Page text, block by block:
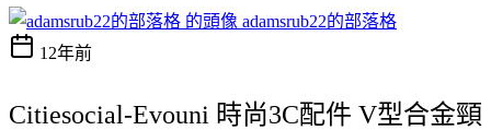
adamsrub22的部落格
12年前
Citiesocial-Evouni 時尚3C配件 V型合金頸